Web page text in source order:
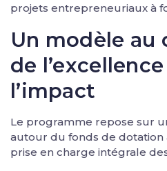
projets entrepreneuriaux à
Un modèle au
de
l’impact
Le programme repose sur
autour du fonds de dotation
prise en charge intégrale